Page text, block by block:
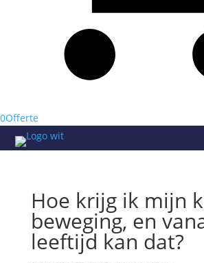
0Offerte
Hoe krijg ik mijn
beweging, en
leeftijd kan dat?